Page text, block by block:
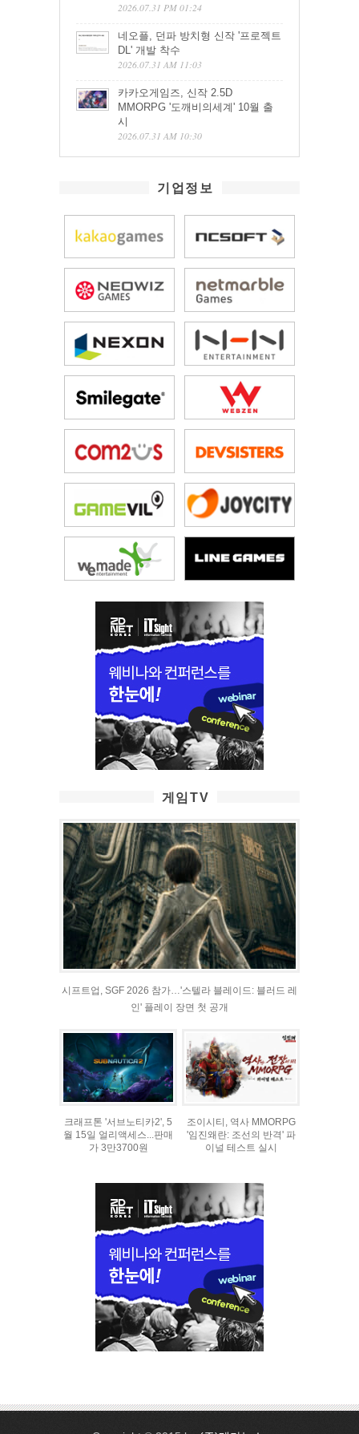
2026.07.31 PM 01:24
네오플, 던파 방치형 신작 '프로젝트
DL' 개발 착수
2026.07.31 AM 11:03
카카오게임즈, 신작 2.5D
MMORPG '도깨비의세계' 10월 출
시
2026.07.31 AM 10:30
기업정보
게임TV
시프트업, SGF 2026 참가…'스텔라 블레이드: 블러드 레
인' 플레이 장면 첫 공개
크래프톤 '서브노티카2', 5
월 15일 얼리액세스...판매
가 3만3700원
조이시티, 역사 MMORPG
'임진왜란: 조선의 반격' 파
이널 테스트 실시